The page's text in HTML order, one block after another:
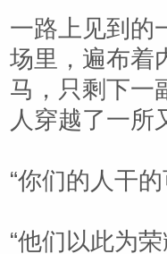
一路上见到的
场里，遍布着
马，只剩下一
人穿越了一所
“你们的人干
“他们以此为